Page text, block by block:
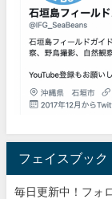
フェイスブック
毎日更新中！フォ